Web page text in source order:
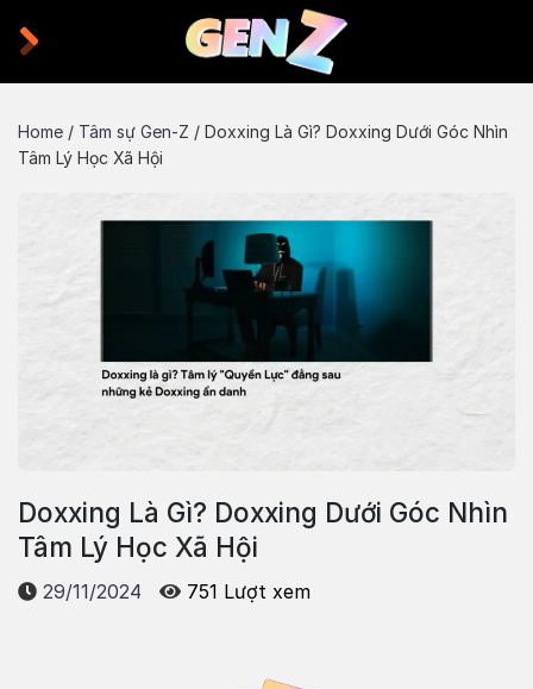
Home / Tâm sự Gen-Z / Doxxing Là Gì? Doxxing Dưới Góc Nhìn
Tâm Lý Học Xã Hội
Doxxing Là Gì? Doxxing Dưới Góc Nhìn
Tâm Lý Học Xã Hội
29/11/2024 751 Lượt xem